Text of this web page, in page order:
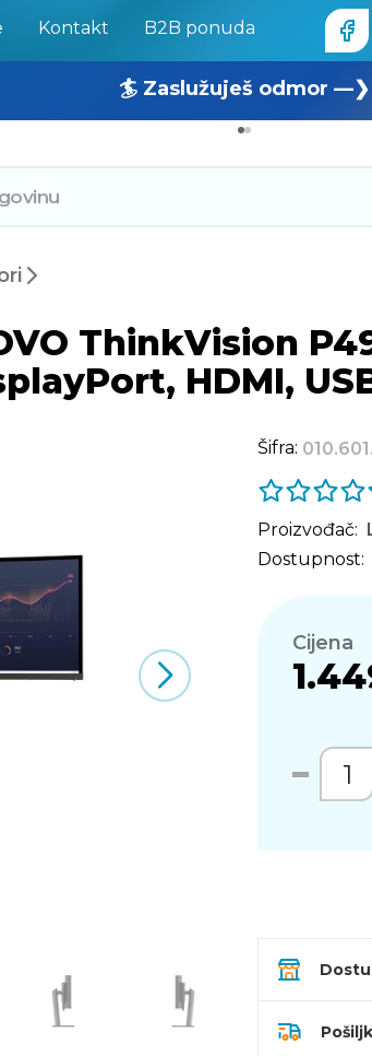
Kontakt B2B ponuda
🏄 Zaslužuješ odmor —❯
🔥 OUTLET: TOTALNA
ThinkVision
HDMI,
Šifra:
Proizvođač:
Dostupnost:
Cijena